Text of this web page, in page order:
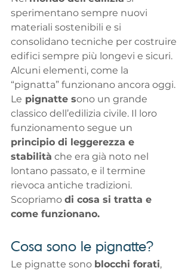
sperimentano sempre nuovi
materiali sostenibili e si
consolidano tecniche per costruire
edifici sempre più longevi e sicuri.
Alcuni elementi, come la
“pignatta” funzionano ancora oggi.
Le pignatte sono un grande
classico dell’edilizia civile. Il loro
funzionamento segue un
principio di leggerezza e
stabilità che era già noto nel
lontano passato, e il termine
rievoca antiche tradizioni.
Scopriamo di cosa si tratta e
come funzionano.
Cosa sono le pignatte?
Le pignatte sono blocchi forati,